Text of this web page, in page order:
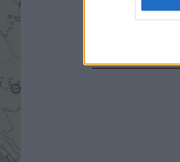
II.VILÁGHÁBORÚ T-34